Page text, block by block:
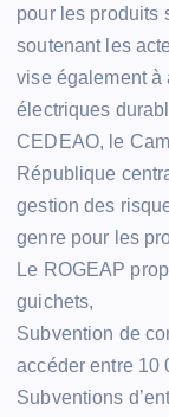
pour les produits
soutenant les
vise également à
électriques
CEDEAO, le
République
gestion des
genre pour les
Le ROGEAP
guichets,
Subvention de
accéder entre 10
Subventions